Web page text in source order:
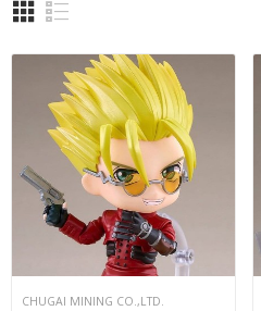
CHUGAI MINING CO.,LTD.